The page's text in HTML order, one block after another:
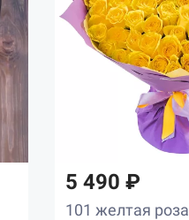
5 490 ₽
101 желтая роза